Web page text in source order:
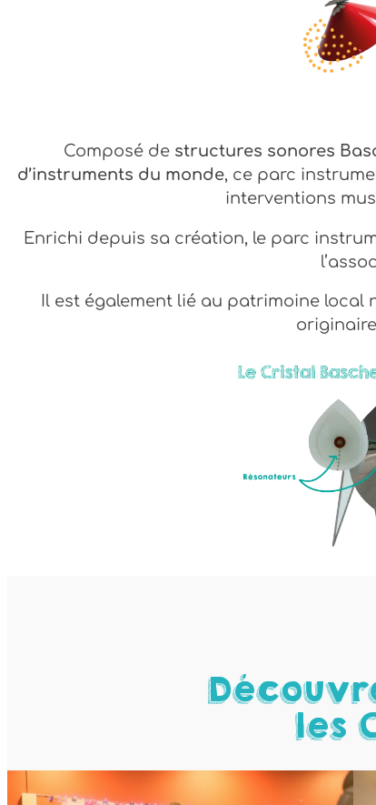
Composé de structures sonores
d’instruments du monde, ce parc
interventions
Enrichi depuis sa création, le parc
Il est également lié au patrimoine local
les